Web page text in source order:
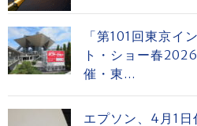
「第101回東京イ
ト・ショー春
催・東...
エプソン、4月1